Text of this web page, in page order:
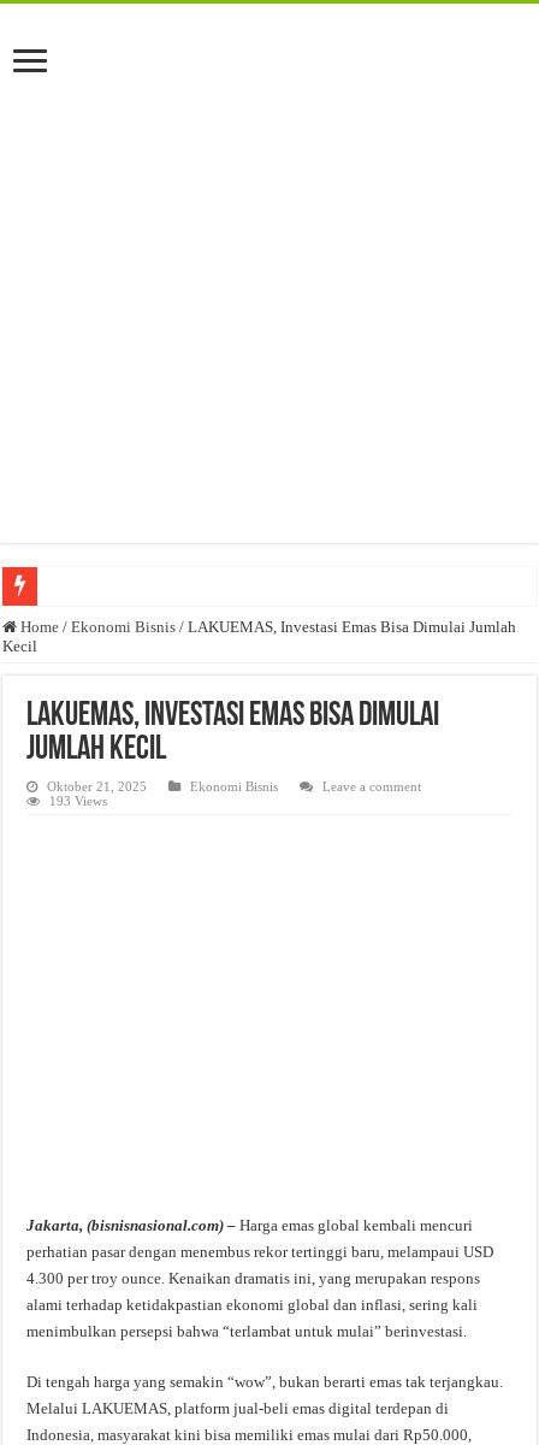
Anda butuh promosi usaha? Kontak ke Email redaksi@bisnisnasional.com
Dibutuhkan Marketing. Lamaran di-email ke redaksi@bisnisnasional.com
Home / Ekonomi Bisnis / LAKUEMAS, Investasi Emas Bisa Dimulai Jumlah
Kecil
LAKUEMAS, Investasi Emas Bisa Dimulai
Jumlah Kecil
Oktober 21, 2025 Ekonomi Bisnis
Leave a comment
193 Views
Jakarta, (bisnisnasional.com) – Harga emas global kembali mencuri
perhatian pasar dengan menembus rekor tertinggi baru, melampaui USD
4.300 per troy ounce. Kenaikan dramatis ini, yang merupakan respons
alami terhadap ketidakpastian ekonomi global dan inflasi, sering kali
menimbulkan persepsi bahwa “terlambat untuk mulai” berinvestasi.
Di tengah harga yang semakin “wow”, bukan berarti emas tak terjangkau.
Melalui LAKUEMAS, platform jual-beli emas digital terdepan di
Indonesia, masyarakat kini bisa memiliki emas mulai dari Rp50.000,